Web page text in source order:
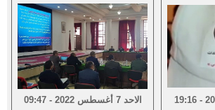
الاحد 7 أغسطس 2022 - 09:47